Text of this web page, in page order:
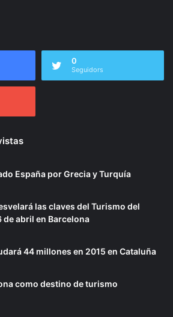
0
Seguidors
España por Grecia y Turquía
las claves del Turismo del
de abril en Barcelona
44 millones en 2015 en Cataluña
como destino de turismo